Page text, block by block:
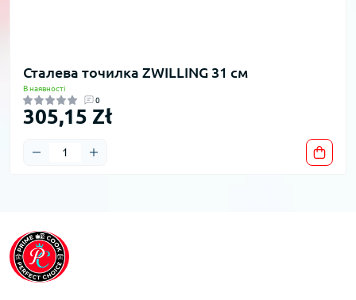
Сталева точилка ZWILLING 31 см
В наявності
0
305,15 Zł